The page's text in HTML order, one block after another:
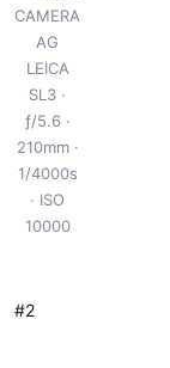
CAMERA
AG
LEICA
SL3
ƒ/5.6
210mm
1/4000s
ISO
10000
#2